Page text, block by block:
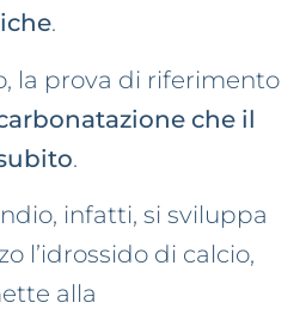
.
la prova di riferimento
che il
.
infatti, si sviluppa
l’idrossido di calcio,
alla